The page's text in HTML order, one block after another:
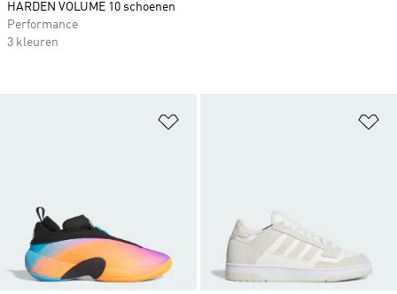
HARDEN VOLUME 10 schoenen
Performance
3 kleuren